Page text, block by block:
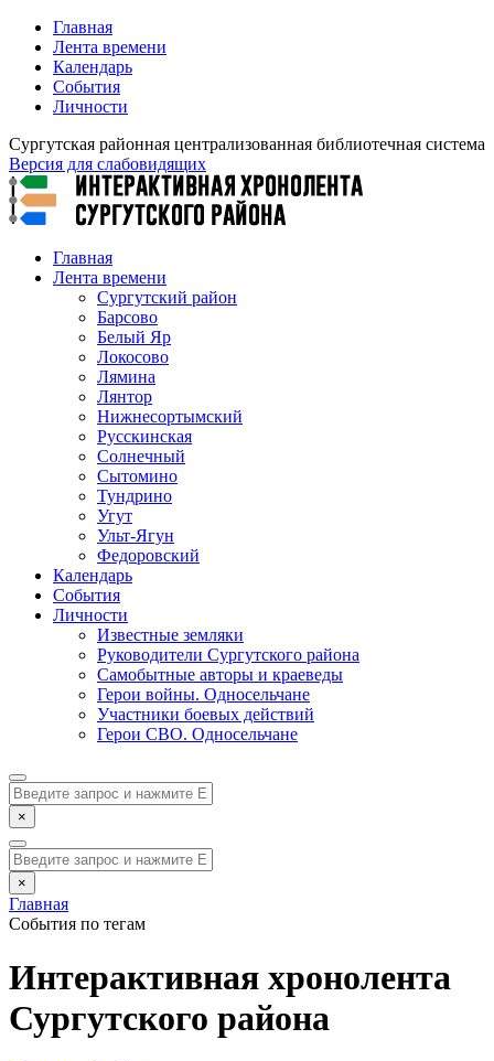
Главная
Лента времени
Календарь
События
Личности
Сургутская районная централизованная библиотечная система
Версия для слабовидящих
Главная
Лента времени
Сургутский район
Барсово
Белый Яр
Локосово
Лямина
Лянтор
Нижнесортымский
Русскинская
Солнечный
Сытомино
Тундрино
Угут
Ульт-Ягун
Федоровский
Календарь
События
Личности
Известные земляки
Руководители Сургутского района
Самобытные авторы и краеведы
Герои войны. Односельчане
Участники боевых действий
Герои СВО. Односельчане
×
×
Главная
События по тегам
Интерактивная хронолента
Сургутского района